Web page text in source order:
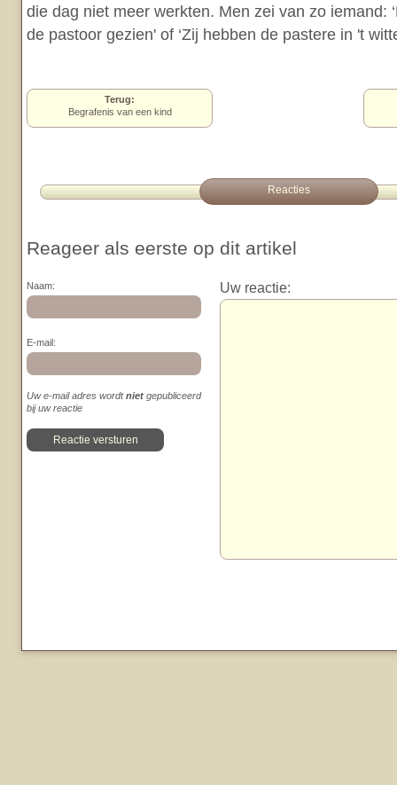
die dag niet meer werkten. Men zei van zo iemand:
de pastoor gezien' of ‘Zij hebben de pastere in 't
Terug:
Begrafenis van een kind
Reacties
Reageer als eerste op dit artikel
Naam:
E-mail:
Uw e-mail adres wordtniet gepubliceerd
bij uw reactie
Uw reactie: